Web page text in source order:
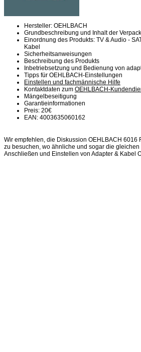
Hersteller: OEHLBACH
Grundbeschreibung und Inhalt der
Einordnung des Produkts: TV & Audio -
Kabel
Sicherheitsanweisungen
Beschreibung des Produkts
Inbetriebsetzung und Bedienung von
Tipps für OEHLBACH-Einstellungen
Einstellen und fachmännische Hilfe
Kontaktdaten zum OEHLBACH-
Mängelbeseitigung
Garantieinformationen
Preis: 20€
EAN: 4003635060162
Wir empfehlen, die Diskussion OEHLBACH 6016
zu besuchen, wo ähnliche und sogar die
Anschließen und Einstellen von Adapter & Kabel